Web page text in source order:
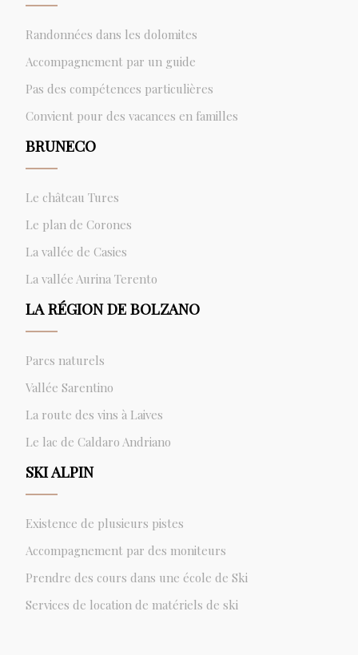
Randonnées dans les dolomites
Accompagnement par un guide
Pas des compétences particulières
Convient pour des vacances en familles
BRUNECO
Le château Tures
Le plan de Corones
La vallée de Casies
La vallée Aurina Terento
LA RÉGION DE BOLZANO
Parcs naturels
Vallée Sarentino
La route des vins à Laives
Le lac de Caldaro Andriano
SKI ALPIN
Existence de plusieurs pistes
Accompagnement par des moniteurs
Prendre des cours dans une école de Ski
Services de location de matériels de ski